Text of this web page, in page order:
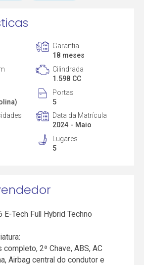
Garantia
18 meses
Cilindrada
1.598 CC
Portas
5
Data da Matrícula
2024 - Maio
Lugares
5
E-Tech Full Hybrid Techno
2ª Chave, ABS, AC
Airbag central do condutor e